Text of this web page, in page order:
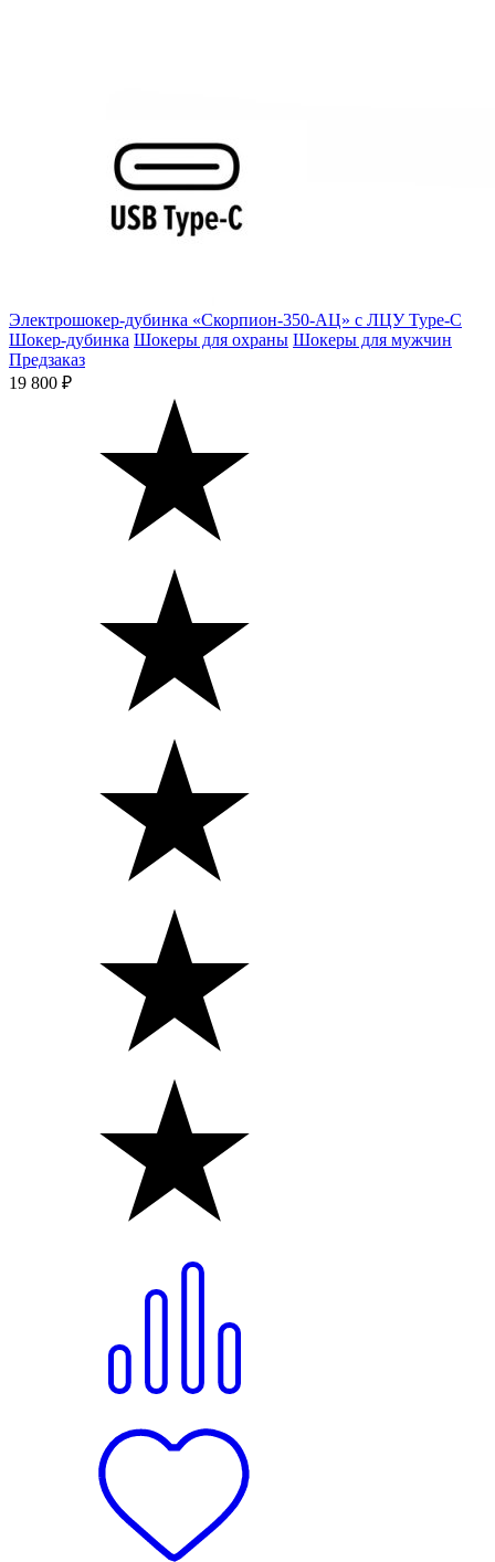
Электрошокер-дубинка «Скорпион-350-АЦ» с ЛЦУ Type-C
Шокер-дубинка Шокеры для охраны Шокеры для мужчин
Предзаказ
19 800 ₽